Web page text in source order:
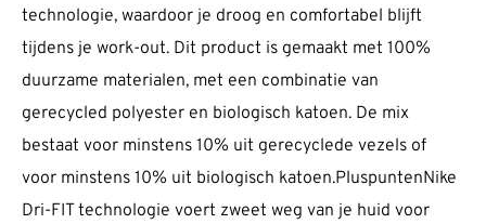
technologie, waardoor je droog en comfortabel blijft
tijdens je work-out. Dit product is gemaakt met 100%
duurzame materialen, met een combinatie van
gerecycled polyester en biologisch katoen. De mix
bestaat voor minstens 10% uit gerecyclede vezels of
voor minstens 10% uit biologisch katoen.PluspuntenNike
Dri-FIT technologie voert zweet weg van je huid voor